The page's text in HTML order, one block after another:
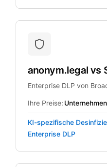
anonym.legal vs
Enterprise DLP von
Ihre Preise:
KI-spezifische
Enterprise DLP